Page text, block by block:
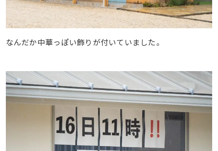
なんだか中華っぽい飾りが付いていました。